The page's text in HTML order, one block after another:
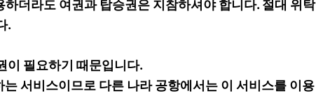
하더라도 여권과 탑승권은 지참하셔야 합니다. 절대 위탁
.
이 필요하기 때문입니다.
서비스이므로 다른 나라 공항에서는 이 서비스를 이용